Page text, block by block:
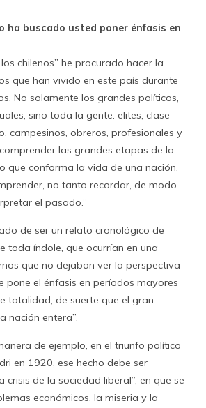
ha buscado usted poner énfasis en
chilenos” he procurado hacer la
que han vivido en este país durante
No solamente los grandes políticos,
sino toda la gente: elites, clase
campesinos, obreros, profesionales y
las grandes etapas de la
que conforma la vida de una nación.
no tanto recordar, de modo
el pasado.”
de ser un relato cronológico de
toda índole, que ocurrían en una
que no dejaban ver la perspectiva
pone el énfasis en períodos mayores
totalidad, de suerte que el gran
nación entera”.
de ejemplo, en el triunfo político
en 1920, ese hecho debe ser
crisis de la sociedad liberal”, en que se
económicos, la miseria y la